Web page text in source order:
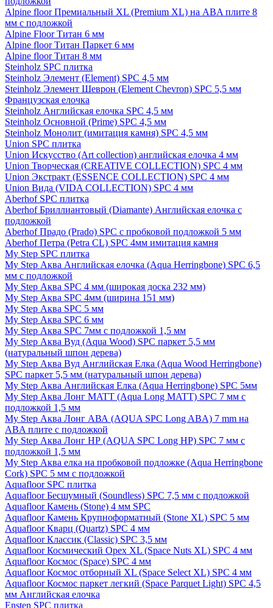
Alpine floor Премиальный XL (Premium XL) на ABA плите 8
мм с подложкой
Alpine Floor Титан 6 мм
Alpine floor Титан Паркет 6 мм
Alpine floor Титан 8 мм
Steinholz SPC плитка
Steinholz Элемент (Element) SPC 4,5 мм
Steinholz Элемент Шеврон (Element Chevron) SPC 5,5 мм
Французская елочка
Steinholz Английская елочка SPC 4,5 мм
Steinholz Основной (Prime) SPC 4,5 мм
Steinholz Монолит (имитация камня) SPC 4,5 мм
Union SPC плитка
Union Искусство (Art collection) английская елочка 4 мм
Union Творческая (CREATIVE COLLECTION) SPC 4 мм
Union Экстракт (ESSENCE COLLECTION) SPC 4 мм
Union Вида (VIDA COLLECTION) SPC 4 мм
Aberhof SPC плитка
Aberhof Бриллиантовый (Diamante) Английская елочка с
подложкой
Aberhof Прадо (Prado) SPC с пробковой подложкой 5 мм
Aberhof Петра (Petra CL) SPC 4мм имитация камня
My Step SPC плитка
My Step Аква Английская елочка (Aqua Herringbone) SPC 6,5
мм с подложкой
My Step Аква SPC 4 мм (широкая доска 232 мм)
My Step Аква SPC 4мм (ширина 151 мм)
My Step Аква SPC 5 мм
My Step Аква SPC 6 мм
My Step Аква SPC 7мм c подложкой 1,5 мм
My Step Аква Вуд (Aqua Wood) SPC паркет 5,5 мм
(натуральный шпон дерева)
My Step Аква Вуд Английская Елка (Aqua Wood Herringbone)
SPC паркет 5,5 мм (натуральный шпон дерева)
My Step Аква Английская Елка (Aqua Herringbone) SPC 5мм
My Step Аква Лонг MATT (Aqua Long MATT) SPC 7 мм с
подложкой 1,5 мм
My Step Аква Лонг АВА (AQUA SPC Long ABA) 7 mm на
ABA плите с подложкой
My Step Аква Лонг НР (AQUA SPC Long HP) SPC 7 мм с
подложкой 1,5 мм
My Step Аква елка на пробковой подложке (Aqua Herringbone
Cork) SPC 5 мм с подложкой
Aquafloor SPC плитка
Aquafloor Бесшумный (Soundless) SPC 7,5 мм с подложкой
Aquafloor Камень (Stone) 4 мм SPC
Aquafloor Камень Крупноформатный (Stone XL) SPC 5 мм
Aquafloor Кварц (Quartz) SPC 4 мм
Aquafloor Классик (Classic) SPC 3,5 мм
Aquafloor Космический Орех XL (Space Nuts XL) SPC 4 мм
Aquafloor Космос (Space) SPC 4 мм
Aquafloor Космос отборный XL (Space Select XL) SPC 4 мм
Aquafloor Космос паркет легкий (Space Parquet Light) SPC 4,5
мм Английская елочка
Ensten SPC плитка